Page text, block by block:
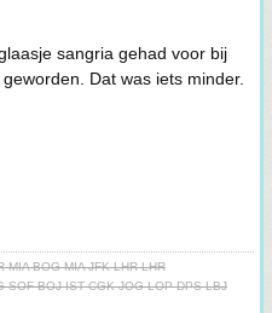
sangria gehad voor bij
Dat was iets minder.
MIA BOG MIA JFK LHR LHR
SOF BOJ IST CGK JOG LOP DPS LBJ